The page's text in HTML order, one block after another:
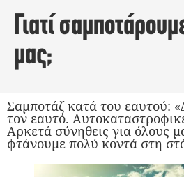
Γιατί
μας;
Σαμποτάζ κατά του εαυτού:
τον εαυτό.
Αρκετά σύνηθεις για όλους
φτάνουμε πολύ κοντά στη